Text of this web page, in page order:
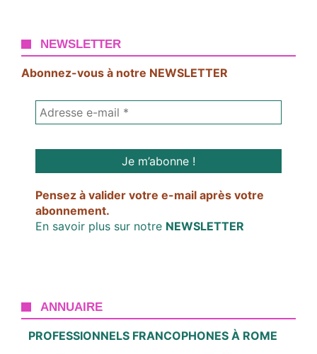
NEWSLETTER
Abonnez-vous à notre NEWSLETTER
Pensez à valider votre e-mail après votre
abonnement.
En savoir plus sur notre NEWSLETTER
ANNUAIRE
PROFESSIONNELS FRANCOPHONES À ROME